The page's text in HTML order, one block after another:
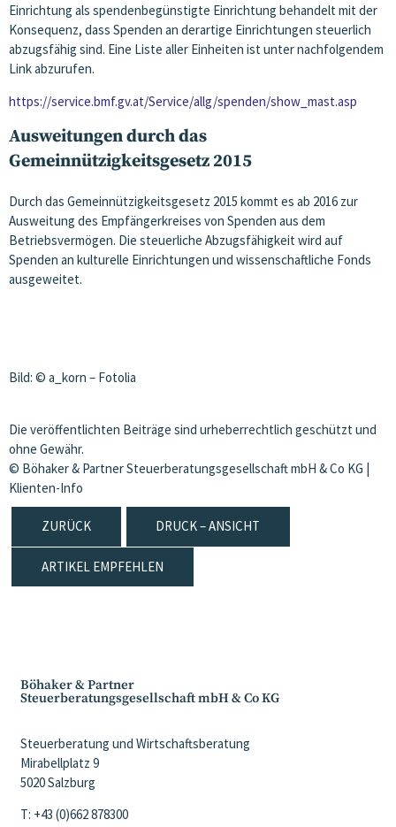
Einrichtung als spendenbegünstigte Einrichtung behandelt mit der
Konsequenz, dass Spenden an derartige Einrichtungen steuerlich
abzugsfähig sind. Eine Liste aller Einheiten ist unter nachfolgendem
Link abzurufen.
https://service.bmf.gv.at/Service/allg/spenden/show_mast.asp
Ausweitungen durch das
Gemeinnützigkeitsgesetz 2015
Durch das Gemeinnützigkeitsgesetz 2015 kommt es ab 2016 zur
Ausweitung des Empfängerkreises von Spenden aus dem
Betriebsvermögen. Die steuerliche Abzugsfähigkeit wird auf
Spenden an kulturelle Einrichtungen und wissenschaftliche Fonds
ausgeweitet.
Bild: © a_korn – Fotolia
Die veröffentlichten Beiträge sind urheberrechtlich geschützt und
ohne Gewähr.
© Böhaker & Partner Steuerberatungsgesellschaft mbH & Co KG |
Klienten-Info
ZURÜCK DRUCK – ANSICHT
ARTIKEL EMPFEHLEN
Böhaker & Partner
Steuerberatungsgesellschaft mbH & Co KG
Steuerberatung und Wirtschaftsberatung
Mirabellplatz 9
5020 Salzburg
T: +43 (0)662 878300